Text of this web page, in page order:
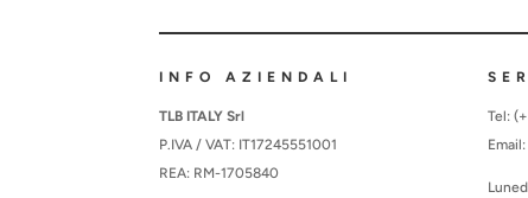
INFO AZIENDALI
TLB ITALY Srl
P.IVA / VAT: IT17245551001
REA: RM-1705840
Tel:
Email: